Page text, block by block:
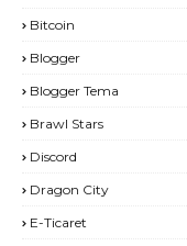
Bitcoin
Blogger
Blogger Tema
Brawl Stars
Discord
Dragon City
E-Ticaret